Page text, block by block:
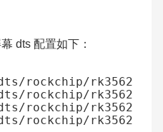
dts 配置如下：